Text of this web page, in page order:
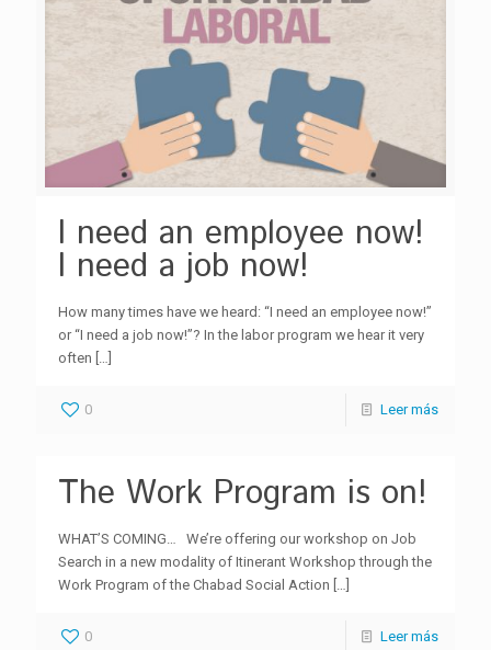
I need an employee now!
I need a job now!
How many times have we heard: “I need an employee now!”
or “I need a job now!”? In the labor program we hear it very
often
0 Leer más
The Work Program is on!
WHAT’S COMING… We’re offering our workshop on Job
Search in a new modality of Itinerant Workshop through the
Work Program of the Chabad Social Action […]
0 Leer más